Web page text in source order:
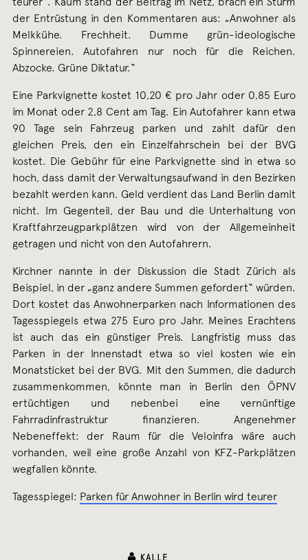
der Entrüstung in den Kommentaren aus: „Anwohner als
Melkkühe. Frechheit. Dumme grün-ideologische
Spinnereien. Autofahren nur noch für die Reichen.
Abzocke. Grüne Diktatur.“
Eine Parkvignette kostet 10,20 € pro Jahr oder 0,85 Euro
im Monat oder 2,8 Cent am Tag. Ein Autofahrer kann etwa
90 Tage sein Fahrzeug parken und zahlt dafür den
gleichen Preis, den ein Einzelfahrschein bei der BVG
kostet. Die Gebühr für eine Parkvignette sind in etwa so
hoch, dass damit der Verwaltungsaufwand in den Bezirken
bezahlt werden kann. Geld verdient das Land Berlin damit
nicht. Im Gegenteil, der Bau und die Unterhaltung von
Kraftfahrzeugparkplätzen wird von der Allgemeinheit
getragen und nicht von den Autofahrern.
Kirchner nannte in der Diskussion die Stadt Zürich als
Beispiel, in der „ganz andere Summen gefordert“ würden.
Dort kostet das Anwohnerparken nach Informationen des
Tagesspiegels etwa 275 Euro pro Jahr. Meines Erachtens
ist auch das ein günstiger Preis. Langfristig muss das
Parken in der Innenstadt etwa so viel kosten wie ein
Monatsticket bei der BVG. Mit den Summen, die dadurch
zusammenkommen, könnte man in Berlin den ÖPNV
ertüchtigen und nebenbei eine vernünftige
Fahrradinfrastruktur finanzieren. Angenehmer
Nebeneffekt: der Raum für die Veloinfra wäre auch
vorhanden, weil eine große Anzahl von KFZ-Parkplätzen
wegfallen könnte.
Tagesspiegel: Parken für Anwohner in Berlin wird teurer
KALLE